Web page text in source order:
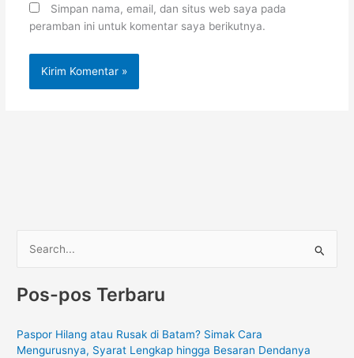
Simpan nama, email, dan situs web saya pada
peramban ini untuk komentar saya berikutnya.
r
u
Pos-pos Terbaru
Paspor Hilang atau Rusak di Batam? Simak Cara
Mengurusnya, Syarat Lengkap hingga Besaran Dendanya